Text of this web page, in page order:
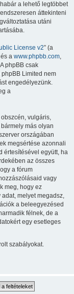
a lehető legtöbbet
áttekinteni
utáni
License v2” (a
a www.phpbb.com,
phpBB csak
Limited nem
engedélyezünk.
a
vulgáris,
más olyan
országában
megsértése azonnali
értesítésével együtt, ha
az összes
a fórum
vagy
meg, hogy ez
melyet megadsz,
a beleegyezésed
félnek, de a
egy esetleges
szabályokat.